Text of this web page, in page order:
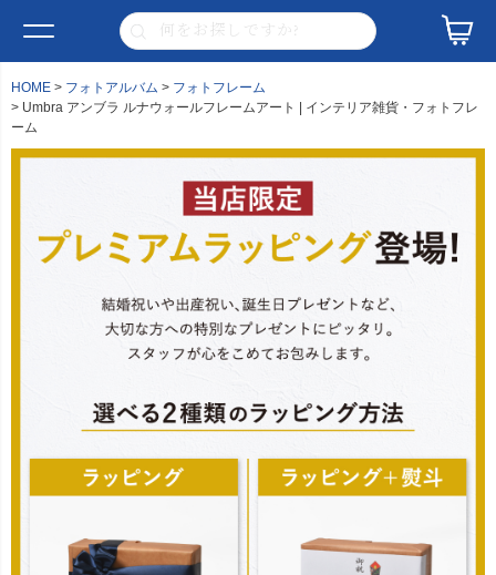
HOME フォトアルバム
フォトフレーム
Umbra アンブラ ルナウォールフレームアート | インテリア雑貨・フォトフレ
ーム